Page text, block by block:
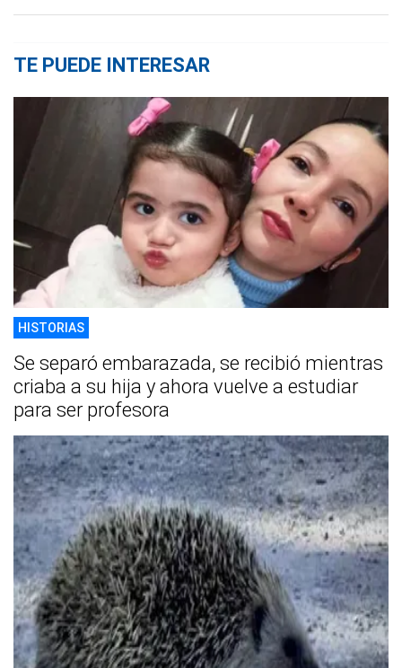
TE PUEDE INTERESAR
HISTORIAS
Se separó embarazada, se recibió mientras
criaba a su hija y ahora vuelve a estudiar
para ser profesora